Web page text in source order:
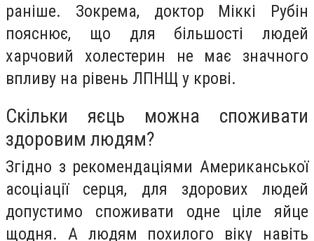
раніше. Зокрема, доктор Міккі Рубін
пояснює, що для більшості людей
харчовий холестерин не має значного
впливу на рівень ЛПНЩ у крові.
Скільки яєць можна споживати
здоровим людям?
Згідно з рекомендаціями Американської
асоціації серця, для здорових людей
допустимо споживати одне ціле яйце
щодня. А людям похилого віку навіть